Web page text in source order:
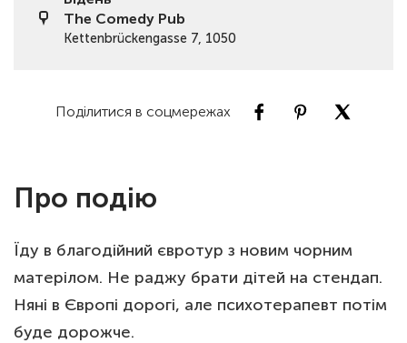
The Comedy Pub
Kettenbrückengasse 7, 1050
Поділитися в соцмережах
Про подію
Їду в благодійний євротур з новим чорним
матерілом. Не раджу брати дітей на стендап.
Няні в Європі дорогі, але психотерапевт потім
буде дорожче.